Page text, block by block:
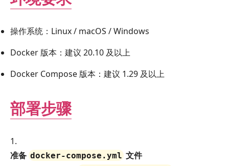
操作系统：Linux / macOS / Windows
Docker 版本：建议 20.10 及以上
Docker Compose 版本：建议 1.29 及以上
部署步骤
准备 docker-compose.yml 文件